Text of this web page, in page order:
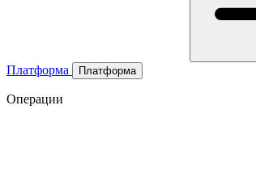
Платформа Платформа
Операции